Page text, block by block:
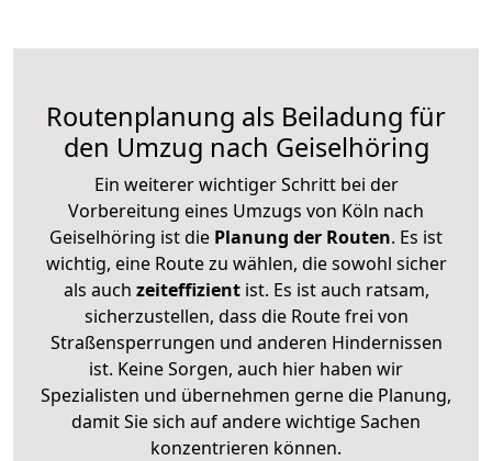
Routenplanung als Beiladung für
den Umzug nach Geiselhöring
Ein weiterer wichtiger Schritt bei der
Vorbereitung eines Umzugs von Köln nach
Geiselhöring ist die Planung der Routen. Es ist
wichtig, eine Route zu wählen, die sowohl sicher
als auch zeiteffizientist. Es ist auch ratsam,
sicherzustellen, dass die Route frei von
Straßensperrungen und anderen Hindernissen
ist. Keine Sorgen, auch hier haben wir
Spezialisten und übernehmen gerne die Planung,
damit Sie sich auf andere wichtige Sachen
konzentrieren können.